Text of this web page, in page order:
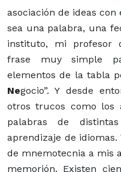
asociación de ideas
sea una palabra, una
instituto, mi profesor
frase muy simple
elementos de la tabla
Negocio”. Y desde
otros trucos como los
palabras de
aprendizaje de
de mnemotecnia a mis
memorión. Existen